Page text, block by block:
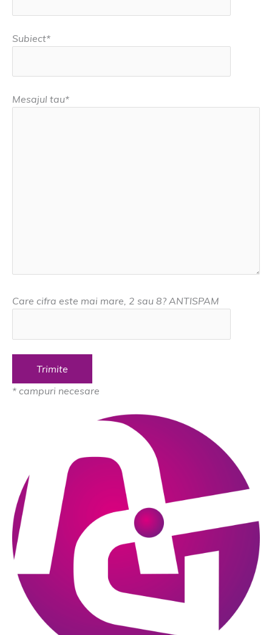
Subiect*
Mesajul tau*
Care cifra este mai mare, 2 sau 8? ANTISPAM
* campuri necesare